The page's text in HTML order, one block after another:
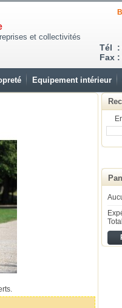
et collectivités
Tél :
Fax :
Equipement intérieur
Total